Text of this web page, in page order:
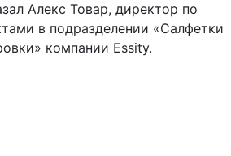
Алекс Товар, директор по
в подразделении «Салфетки
компании Essity.